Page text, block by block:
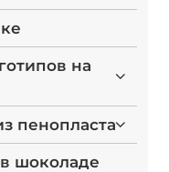
на
пенопласта
шоколаде